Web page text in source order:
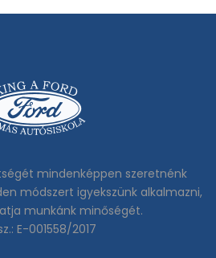
mindenképpen szeretnénk
módszert igyekszünk alkalmazni,
munkánk minőségét.
E-001558/2017